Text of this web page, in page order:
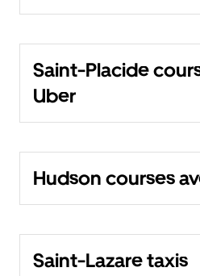
Saint-Placide
Uber
Hudson courses
Saint-Lazare taxis